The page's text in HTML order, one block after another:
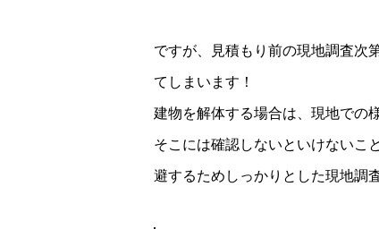
ですが、見積もり前の現地調査次
てしまいます！
建物を解体する場合は、現地での
そこには確認しないといけないこ
避するためしっかりとした現地調